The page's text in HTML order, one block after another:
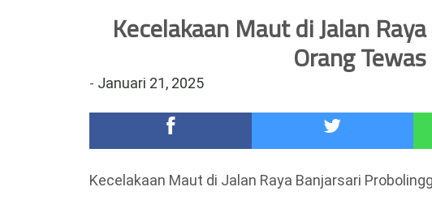
Polsek Wonoasih Perkuat Ketahanan Pangan Lewat Dialog Bersama
RILIS RAPAT PLENO TERBUKA PEMUTAKHIRAN DATA
Tugu Tirta Usung 'Smart Water City' di Indonesia City Expo
Meriah,Peringati Hari Bhayangkara ke-80,Polres Batu Gelar
Healing-Healing Ke-Malang Batu Jangan Lupa Mampir Ke-
Kecelakaan Maut di Jalan
Orang
- Januari 21, 2025
Kecelakaan Maut di Jalan Raya Banjarsari